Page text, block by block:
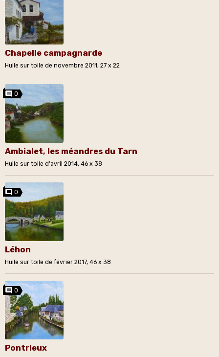
Chapelle campagnarde
Huile sur toile de novembre 2011, 27 x 22
0
Ambialet, les méandres du Tarn
Huile sur toile d'avril 2014, 46 x 38
0
Léhon
Huile sur toile de février 2017, 46 x 38
0
Pontrieux